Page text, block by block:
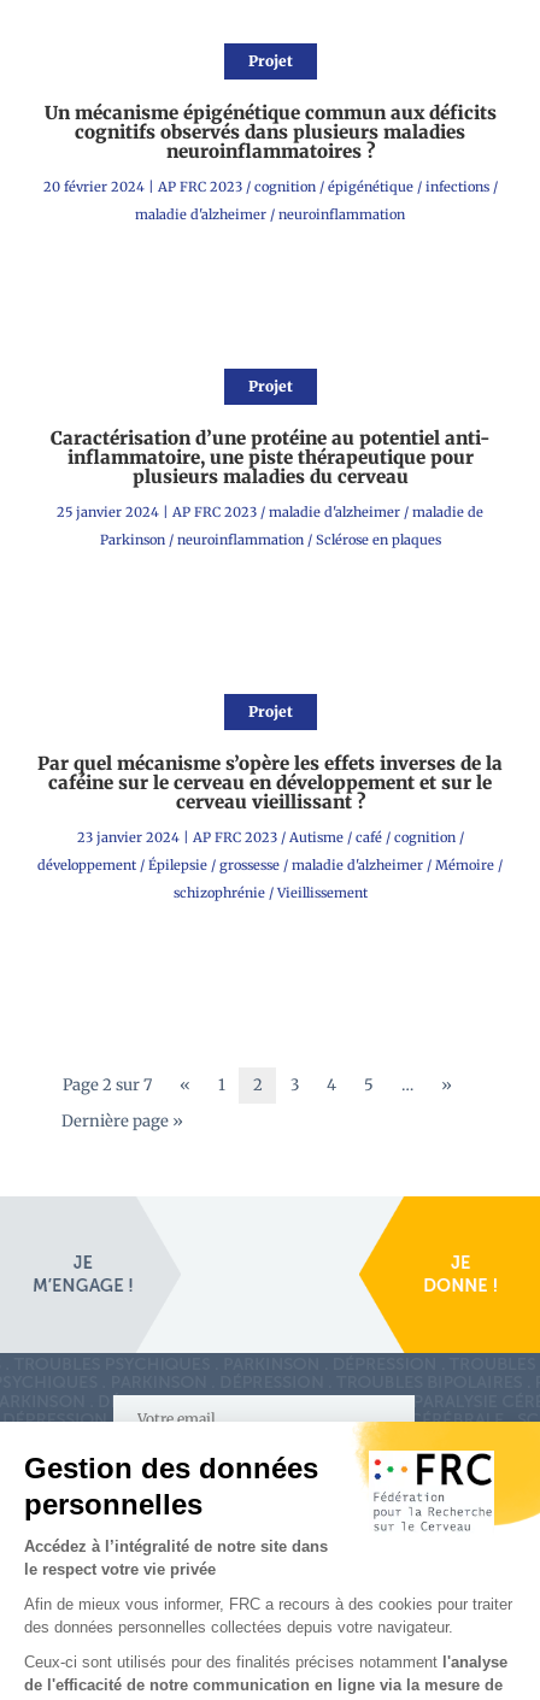
Projet
Un mécanisme épigénétique commun aux déficits
cognitifs observés dans plusieurs maladies
neuroinflammatoires ?
20 février 2024| AP FRC 2023/ cognition/ épigénétique/ infections/
maladie d'alzheimer / neuroinflammation
Projet
Caractérisation d’une protéine au potentiel anti-
inflammatoire, une piste thérapeutique pour
plusieurs maladies du cerveau
25 janvier 2024 | AP FRC 2023 / maladie d'alzheimer / maladie de
Parkinson/ neuroinflammation/ Sclérose en plaques
Projet
Par quel mécanisme s’opère les effets inverses de la
caféine sur le cerveau en développement et sur le
cerveau vieillissant ?
23 janvier 2024| AP FRC 2023/ Autisme/ café/ cognition/
développement / Épilepsie / grossesse / maladie d'alzheimer / Mémoire /
schizophrénie/ Vieillissement
Page 2 sur 7 « 1 2 3 4 5 …
»
Dernière page »
S'inscrire à la newsletter
les réseaux sociaux